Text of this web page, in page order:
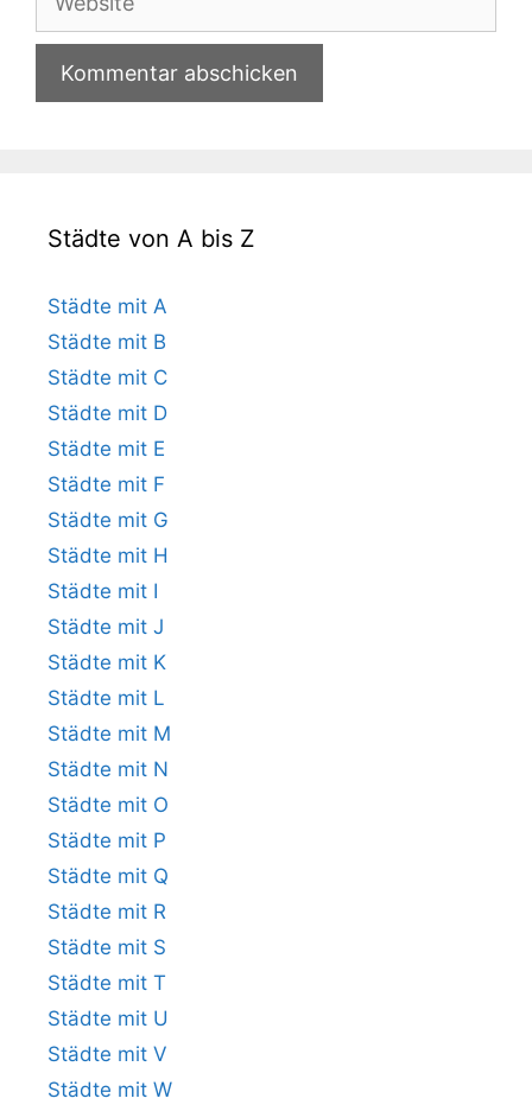
Städte von A bis Z
Städte mit A
Städte mit B
Städte mit C
Städte mit D
Städte mit E
Städte mit F
Städte mit G
Städte mit H
Städte mit I
Städte mit J
Städte mit K
Städte mit L
Städte mit M
Städte mit N
Städte mit O
Städte mit P
Städte mit Q
Städte mit R
Städte mit S
Städte mit T
Städte mit U
Städte mit V
Städte mit W